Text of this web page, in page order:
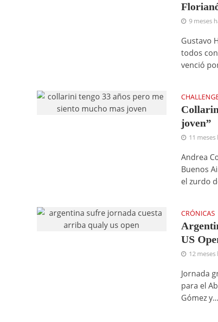
9 meses
Gustavo
todos
venció
joven”
11 meses
Andrea
Buenos
el zurdo
CRÓNICAS
US
12 meses
Jornada
para el
Gómez y...